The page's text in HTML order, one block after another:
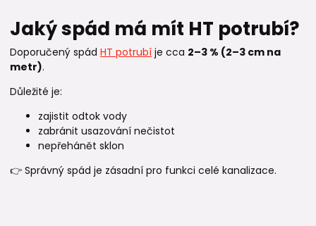
Jaký spád má mít HT potrubí?
Doporučený spád HT potrubí je cca 2–3 % (2–3 cm na
metr).
Důležité je:
zajistit odtok vody
zabránit usazování nečistot
nepřehánět sklon
👉 Správný spád je zásadní pro funkci celé kanalizace.